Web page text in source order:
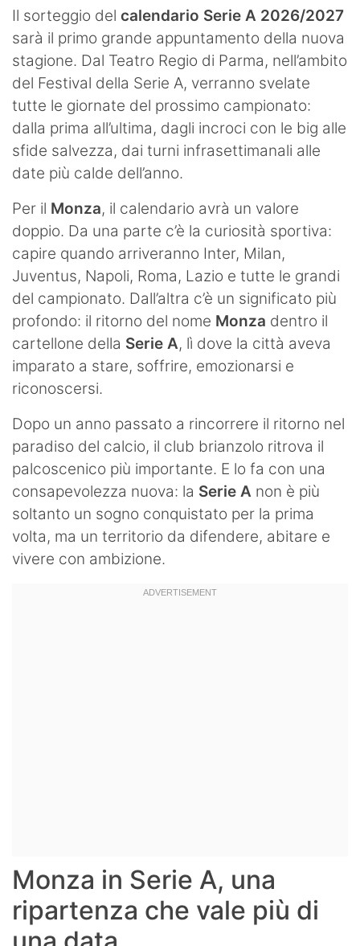
Il sorteggio del calendario Serie A 2026/2027
sarà il primo grande appuntamento della nuova
stagione. Dal Teatro Regio di Parma, nell’ambito
del Festival della Serie A, verranno svelate
tutte le giornate del prossimo campionato:
dalla prima all’ultima, dagli incroci con le big alle
sfide salvezza, dai turni infrasettimanali alle
date più calde dell’anno.
Per il Monza, il calendario avrà un valore
doppio. Da una parte c’è la curiosità sportiva:
capire quando arriveranno Inter, Milan,
Juventus, Napoli, Roma, Lazio e tutte le grandi
del campionato. Dall’altra c’è un significato più
profondo: il ritorno del nome Monza dentro il
cartellone della Serie A, lì dove la città aveva
imparato a stare, soffrire, emozionarsi e
riconoscersi.
Dopo un anno passato a rincorrere il ritorno nel
paradiso del calcio, il club brianzolo ritrova il
palcoscenico più importante. E lo fa con una
consapevolezza nuova: la Serie A non è più
soltanto un sogno conquistato per la prima
volta, ma un territorio da difendere, abitare e
vivere con ambizione.
Monza in Serie A, una
ripartenza che vale più di